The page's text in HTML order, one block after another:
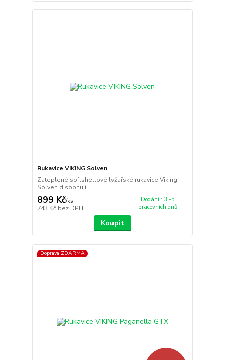
Rukavice VIKING Solven
Zateplené softshellové lyžařské rukavice Viking
Solven disponují ...
899 Kč/ks
743 Kč bez DPH
Dodání : 3 -5
pracovních dnů
Koupit
Doprava ZDARMA